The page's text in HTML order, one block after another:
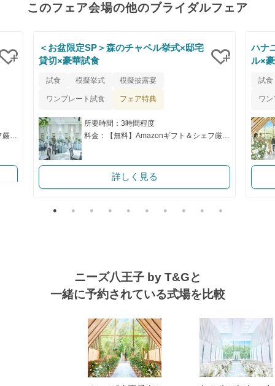
このフェア会場の他のブライダルフェア
料金：【無料】Amazonギフト＆シェフ厳選の特別試食付き！
＜お盆限定SP＞森のチャペル挙式×邸宅
貸切×豪華試食
試食 模擬挙式 模擬披露宴
ワンプレート試食 フェア特典
所要時間：3時間程度
料金：【無料】Amazonギフト＆シェフ厳選の特別試食付き！
詳しく見る
ハナ
ル×
試食
ワ
ニーズ八王子 by T&Gと
一緒に予約されている式場を比較